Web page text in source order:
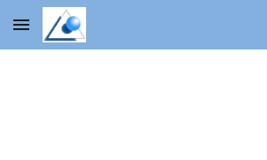
Skip to main content